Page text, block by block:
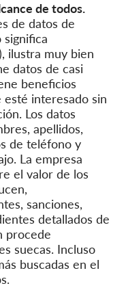
de todos.
de datos de
significa
ilustra muy bien
datos de casi
beneficios
interesado sin
Los datos
apellidos,
de teléfono y
La empresa
el valor de los
sanciones,
detallados de
procede
suecas. Incluso
buscadas en el